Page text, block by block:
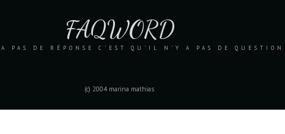
FAQWORD
PAS DE RÉPONSE C'EST QU'IL N'Y A PAS DE QUESTION
(c) 2004 marina mathias